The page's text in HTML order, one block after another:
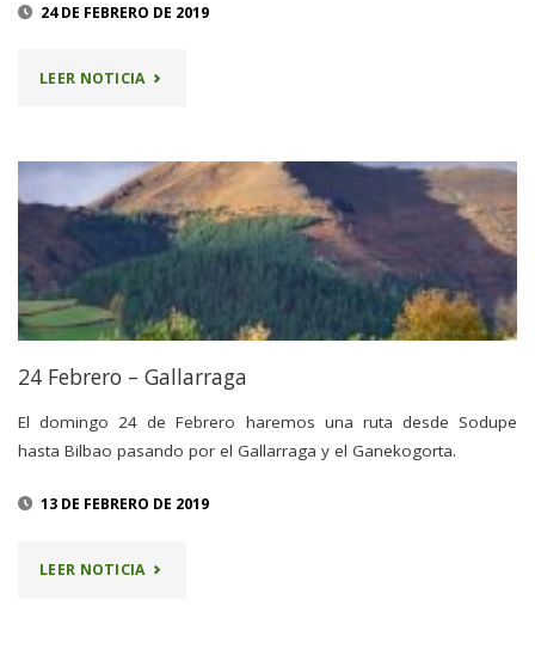
24 DE FEBRERO DE 2019
LEER NOTICIA"SALIDA
GALLARRAGA"
24 Febrero – Gallarraga
El domingo 24 de Febrero haremos una ruta desde Sodupe
hasta Bilbao pasando por el Gallarraga y el Ganekogorta.
13 DE FEBRERO DE 2019
LEER NOTICIA"24